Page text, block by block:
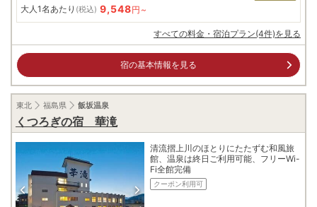
大人1名あたり (税込) 9,548円~
すべての料金・宿泊プラン(4件)を見る
宿の基本情報を見る
東北 福島県 飯坂温泉
くつろぎの宿 華滝
清流摺上川のほとりにたたずむ和風旅
館、温泉は終日ご利用可能、フリーWi-
Fi全館完備
クーポン利用可